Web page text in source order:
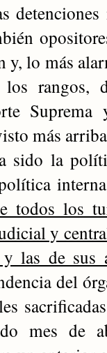
lo más
rangos,
más
sido la
todos los
y
las de sus
del
mes de